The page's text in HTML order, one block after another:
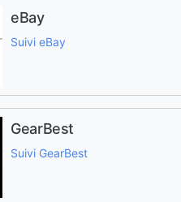
eBay
Suivi eBay
GearBest
Suivi GearBest